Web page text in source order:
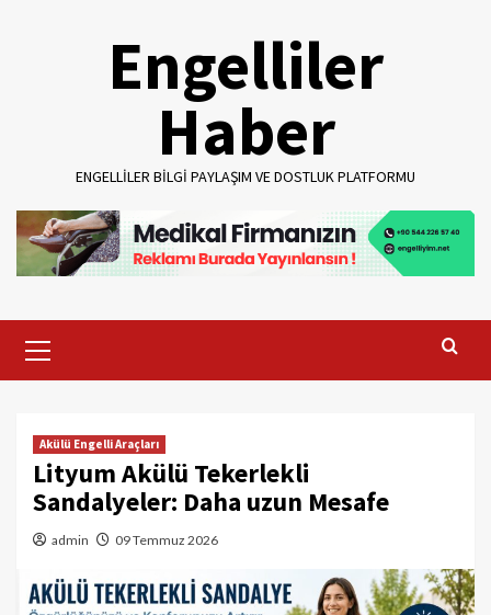
Engelliler
Haber
ENGELLILER BILGI PAYLAŞIM VE DOSTLUK PLATFORMU
Menu
Akülü Engelli Araçları
Lityum Akülü Tekerlekli
Sandalyeler: Daha uzun Mesafe
admin 09 Temmuz 2026